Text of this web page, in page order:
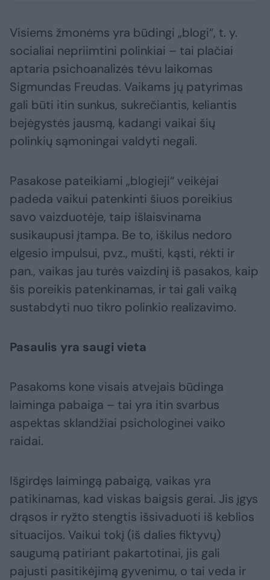
Visiems žmonėms yra būdingi „blogi“, t. y.
socialiai nepriimtini polinkiai – tai plačiai
aptaria psichoanalizės tėvu laikomas
Sigmundas Freudas. Vaikams jų patyrimas
gali būti itin sunkus, sukrečiantis, keliantis
bejėgystės jausmą, kadangi vaikai šių
polinkių sąmoningai valdyti negali.
Pasakose pateikiami „blogieji“ veikėjai
padeda vaikui patenkinti šiuos poreikius
savo vaizduotėje, taip išlaisvinama
susikaupusi įtampa. Be to, iškilus nedoro
elgesio impulsui, pvz., mušti, kąsti, rėkti ir
pan., vaikas jau turės vaizdinį iš pasakos, kaip
šis poreikis patenkinamas, ir tai gali vaiką
sustabdyti nuo tikro polinkio realizavimo.
Pasaulis yra saugi vieta
Pasakoms kone visais atvejais būdinga
laiminga pabaiga – tai yra itin svarbus
aspektas sklandžiai psichologinei vaiko
raidai.
Išgirdęs laimingą pabaigą, vaikas yra
patikinamas, kad viskas baigsis gerai. Jis įgys
drąsos ir ryžto stengtis išsivaduoti iš keblios
situacijos. Vaikui tokį (iš dalies fiktyvų)
saugumą patiriant pakartotinai, jis gali
pajusti pasitikėjimą gyvenimu, o tai veda ir